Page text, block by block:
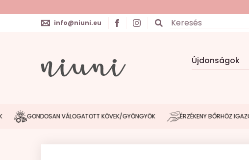
Újdonságok
info@niuni.eu
GONDOSAN VÁLOGATOTT KÖVEK/GYÖNGYÖK ÉRZÉKENY BŐRHÖZ IGAZODVA